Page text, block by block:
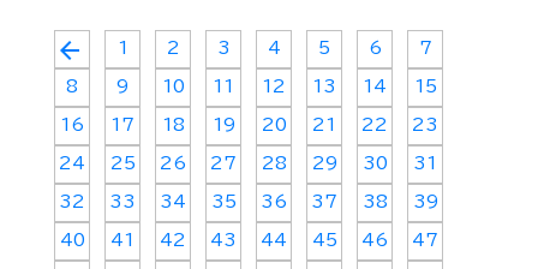
arrow_back 1 2 3 4 5 6 7
8 9 10 11 12 13 14 15
16 17 18 19 20 21 22 23
24 25 26 27 28 29 30 31
32 33 34 35 36 37 38 39
40 41 42 43 44 45 46 47